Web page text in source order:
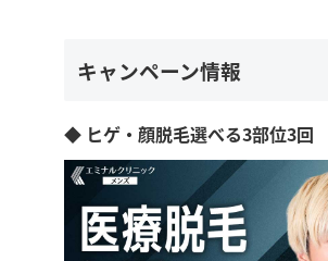
キャンペーン情報
◆ ヒゲ・顔脱毛選べる3部位3回